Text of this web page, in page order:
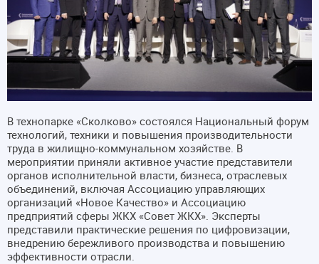
В технопарке «Сколково» состоялся Национальный форум
технологий, техники и повышения производительности
труда в жилищно-коммунальном хозяйстве. В
мероприятии приняли активное участие представители
органов исполнительной власти, бизнеса, отраслевых
объединений, включая Ассоциацию управляющих
организаций «Новое Качество» и Ассоциацию
предприятий сферы ЖКХ «Совет ЖКХ». Эксперты
представили практические решения по цифровизации,
внедрению бережливого производства и повышению
эффективности отрасли.